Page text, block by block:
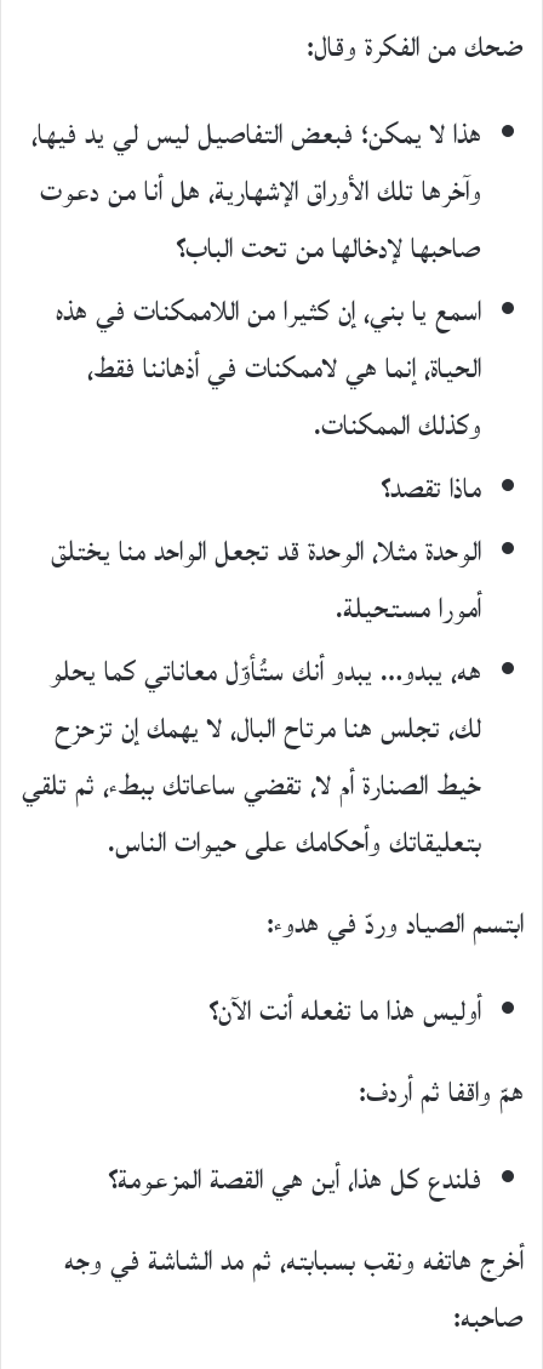
ضحك من الفكرة وقال:
هذا لا يمكن؛ فبعض التفاصيل ليس لي يد فيها،
وآخرها تلك الأوراق الإشهارية، هل أنا من دعوت
صاحبها لإدخالها من تحت الباب؟
اسمع يا بني، إن كثيرا من اللاممكنات في هذه
الحياة، إنما هي لاممكنات في أذهاننا فقط،
وكذلك الممكنات.
ماذا تقصد؟
الوحدة مثلا، الوحدة قد تجعل الواحد منا يختلق
أمورا مستحيلة.
هه، يبدو… يبدو أنك ستُأوّل معاناتي كما يحلو
لك، تجلس هنا مرتاح البال، لا يهمك إن تزحزح
خيط الصنارة أم لا، تقضي ساعاتك ببطء، ثم تلقي
بتعليقاتك وأحكامك على حيوات الناس.
ابتسم الصياد وردّ في هدوء:
أوليس هذا ما تفعله أنت الآن؟
همّ واقفا ثم أردف:
فلندع كل هذا، أين هي القصة المزعومة؟
أخرج هاتفه ونقب بسبابته، ثم مد الشاشة في وجه
صاحبه: